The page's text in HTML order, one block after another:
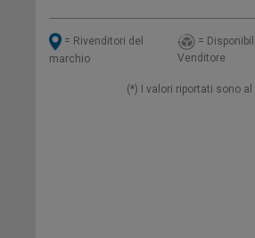
= Rivenditori del
marchio
=
Venditore
(*) I valori riportati sono